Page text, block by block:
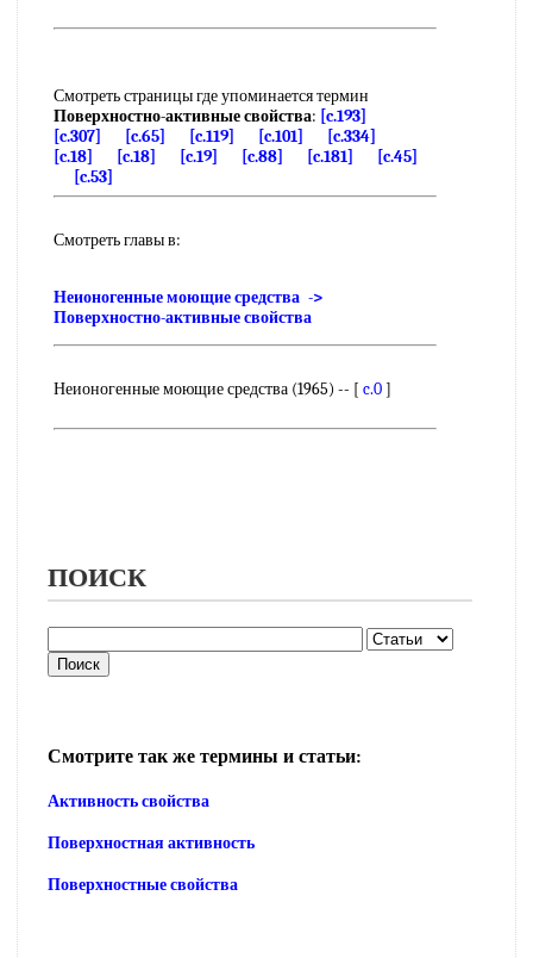
Смотреть страницы где упоминается термин
Поверхностно-активные свойства: [c.193]
[c.307]
[c.65] [c.119] [c.101]
[c.334]
[c.18]
[c.18] [c.19] [c.88] [c.181]
[c.45]
[c.53]
Смотреть главы в:
Неионогенные моющие средства ->
Поверхностно-активные свойства
Неионогенные моющие средства (1965) -- [ c.0]
ПОИСК
Смотрите так же термины и статьи:
Активность свойства
Поверхностная активность
Поверхностные свойства